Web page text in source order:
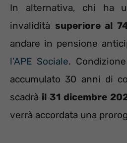
In alternativa, chi ha
invalidità superiore al
andare in pensione
l’APE Sociale.
accumulato 30 anni di
scadrà il 31 dicembre
verrà accordata una